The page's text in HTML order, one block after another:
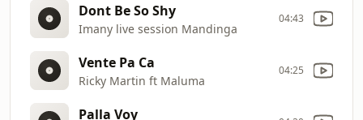
Dont Be So Shy
Imany live session Mandinga
04:43
Vente Pa Ca
Ricky Martin ft Maluma
04:25
Palla Voy